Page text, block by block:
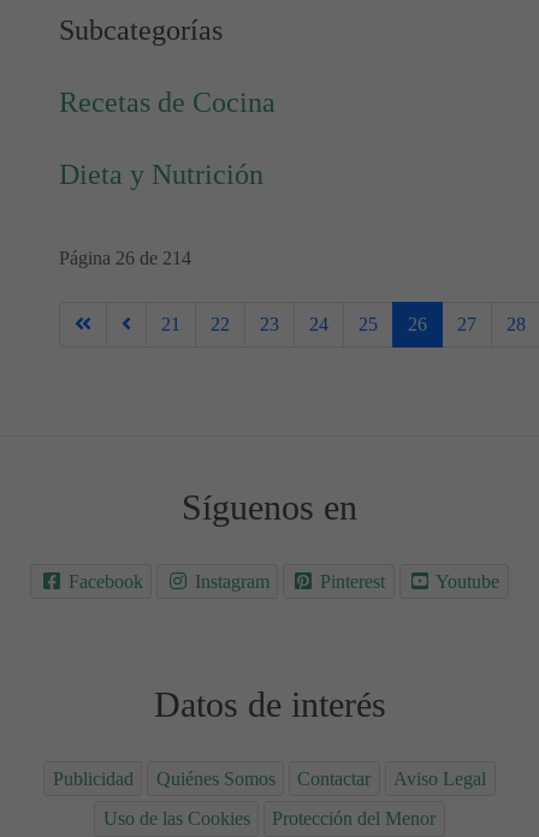
Subcategorías
Recetas de Cocina
Dieta y Nutrición
Página 26 de 214
21 22 23 24 25 26 27 28
Síguenos en
Facebook Instagram Pinterest Youtube
Datos de interés
Publicidad Quiénes Somos Contactar
Aviso Legal
Uso de las Cookies
Protección del Menor